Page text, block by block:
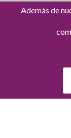
Además de